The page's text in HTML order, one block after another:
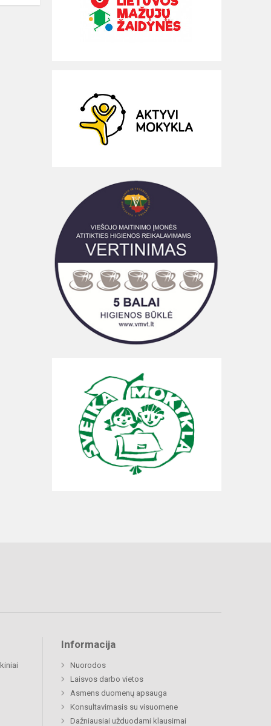
Informacija
Nuorodos
Laisvos darbo vietos
Asmens duomenų apsauga
Konsultavimasis su visuomene
Dažniausiai užduodami klausimai